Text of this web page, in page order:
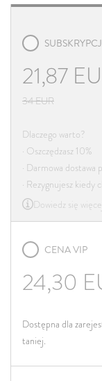
21,87
34EUR
Dlaczego warto?
· Oszczędzasz 10%
· Darmowa
· Rezygnujesz kiedy
Dowiedz się więcej
CENA VIP
24,30
Dostępna dla
taniej.